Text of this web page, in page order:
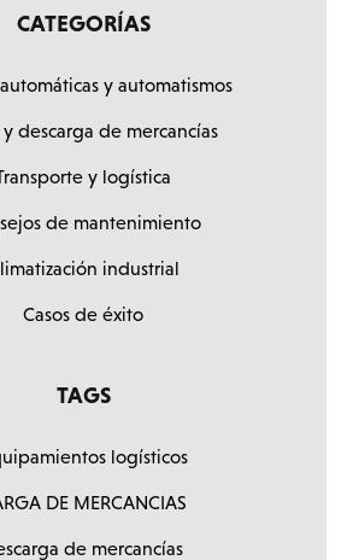
CATEGORÍAS
y automatismos
descarga de mercancías
y logística
de mantenimiento
industrial
Casos de éxito
TAGS
logísticos
DE MERCANCIAS
de mercancías